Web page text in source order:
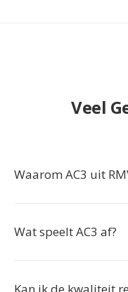
Veel
Waarom AC3 uit
Wat speelt AC3 af?